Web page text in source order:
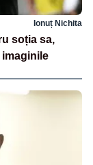
Ionuț Nichita
soția sa,
imaginile